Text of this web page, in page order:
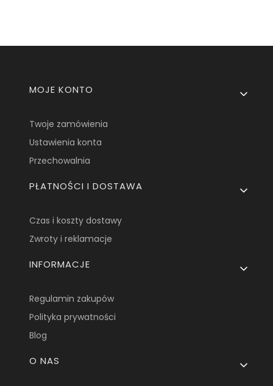
Linki w stopce
MOJE KONTO
Twoje zamówienia
Ustawienia konta
Przechowalnia
PŁATNOŚCI I DOSTAWA
Czas i koszty dostawy
Zwroty i reklamacje
INFORMACJE
Regulamin zakupów
Polityka prywatności
Blog
O NAS